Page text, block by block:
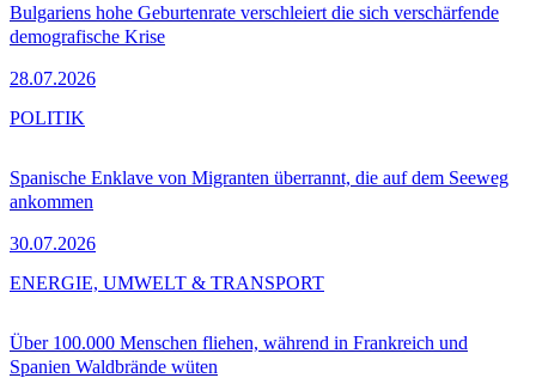
Bulgariens hohe Geburtenrate verschleiert die sich verschärfende
demografische Krise
28.07.2026
Spanische Enklave von Migranten überrannt, die auf dem Seeweg
ankommen
30.07.2026
POLITIK
Über 100.000 Menschen fliehen, während in Frankreich und
Spanien Waldbrände wüten
ENERGIE, UMWELT & TRANSPORT